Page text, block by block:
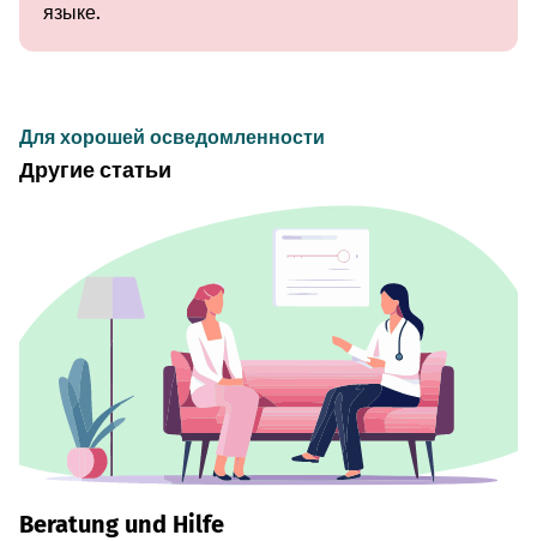
языке.
Для хорошей осведомленности
Другие статьи
Beratung und Hilfe